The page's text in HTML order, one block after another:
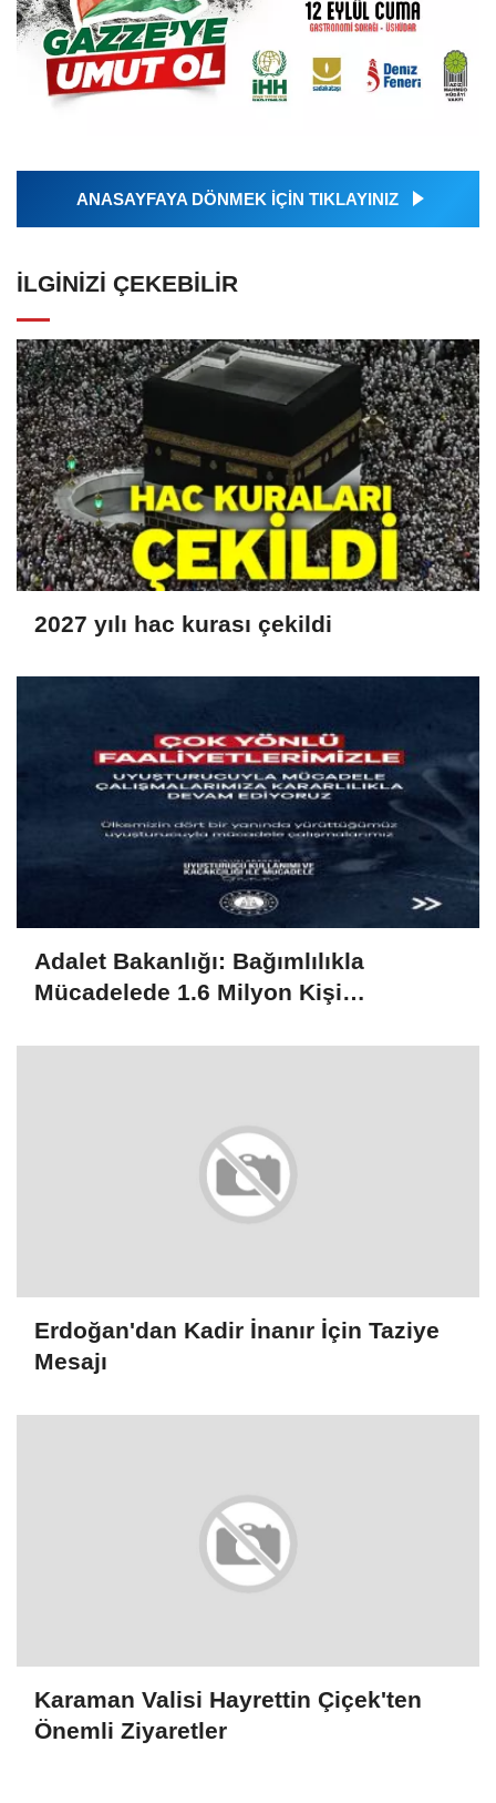
ANASAYFAYA DÖNMEK İÇİN TIKLAYINIZ
İLGINIZI ÇEKEBILIR
2027 yılı hac kurası çekildi
Adalet Bakanlığı: Bağımlılıkla
Mücadelede 1.6 Milyon Kişi
Erdoğan'dan Kadir İnanır İçin Taziye
Mesajı
Karaman Valisi Hayrettin Çiçek'ten
Önemli Ziyaretler